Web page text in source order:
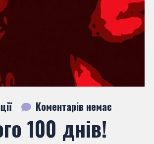
Коментарів немає
100 днів!